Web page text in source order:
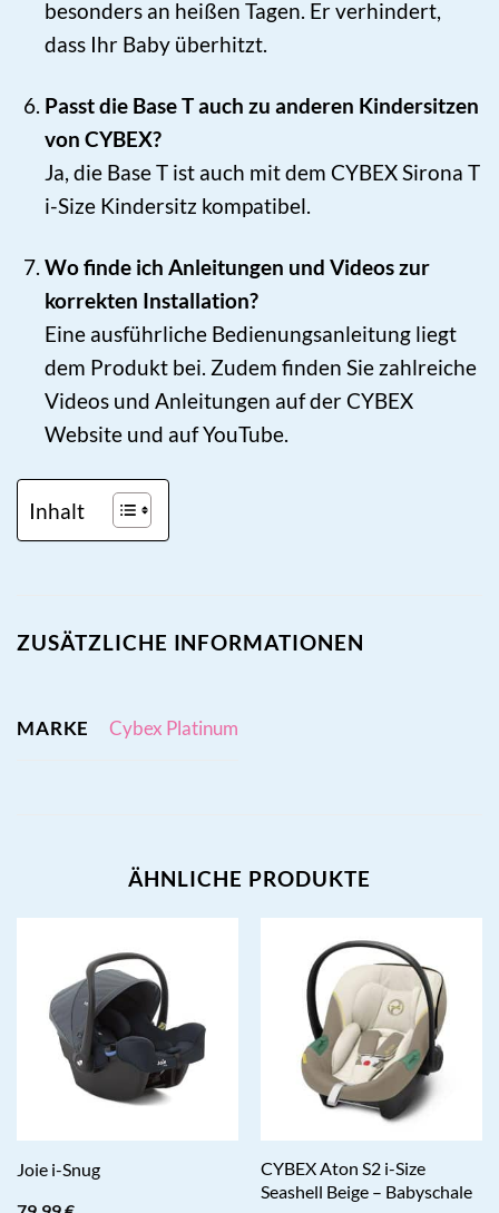
besonders an heißen Tagen. Er verhindert,
dass Ihr Baby überhitzt.
Passt die Base T auch zu anderen Kindersitzen
von CYBEX?
Ja, die Base T ist auch mit dem CYBEX Sirona T
i-Size Kindersitz kompatibel.
Wo finde ich Anleitungen und Videos zur
korrekten Installation?
Eine ausführliche Bedienungsanleitung liegt
dem Produkt bei. Zudem finden Sie zahlreiche
Videos und Anleitungen auf der CYBEX
Website und auf YouTube.
Inhalt
ZUSÄTZLICHE INFORMATIONEN
MARKE Cybex Platinum
ÄHNLICHE PRODUKTE
Joie i-Snug
CYBEX Aton S2 i-Size
Seashell Beige – Babyschale